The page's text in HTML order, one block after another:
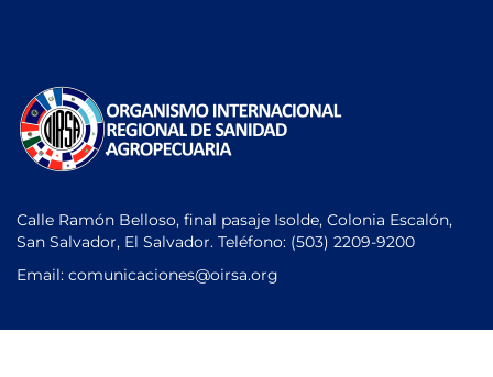
Calle Ramón Belloso, final pasaje Isolde, Colonia Escalón,
San Salvador, El Salvador. Teléfono: (503) 2209-9200
Email: comunicaciones@oirsa.org